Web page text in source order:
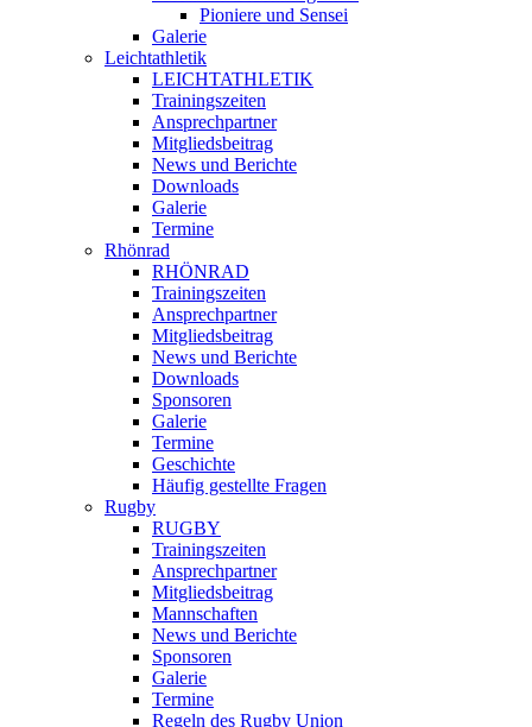
Pioniere und Sensei
Galerie
Leichtathletik
LEICHTATHLETIK
Trainingszeiten
Ansprechpartner
Mitgliedsbeitrag
News und Berichte
Downloads
Galerie
Termine
Rhönrad
RHÖNRAD
Trainingszeiten
Ansprechpartner
Mitgliedsbeitrag
News und Berichte
Downloads
Sponsoren
Galerie
Termine
Geschichte
Häufig gestellte Fragen
Rugby
RUGBY
Trainingszeiten
Ansprechpartner
Mitgliedsbeitrag
Mannschaften
News und Berichte
Sponsoren
Galerie
Termine
Regeln des Rugby Union